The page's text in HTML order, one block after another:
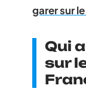
garer sur
Qui
sur